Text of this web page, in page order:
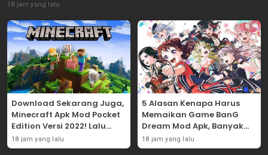
18 jam yang lalu
Download Sekarang Juga,
Minecraft Apk Mod Pocket
Edition Versi 2022! Lalu
Nikmati 5 Fitur
Menariknya!
18 jam yang lalu
5 Alasan Kenapa Harus
Memaikan Game BanG
Dream Mod Apk, Banyak
Karakter Uniknya Lho!
18 jam yang lalu